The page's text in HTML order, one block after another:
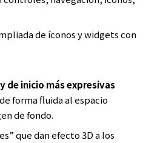
de íconos y widgets con
de inicio más expresivas
forma fluida al espacio
de fondo.
que dan efecto 3D a los